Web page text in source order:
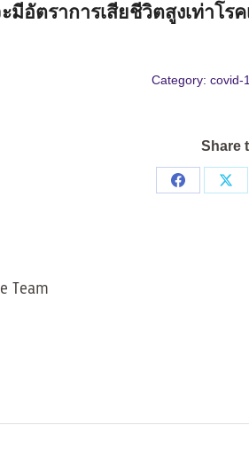
มีอัตราการเสียชีวิตสูงเท่าโร
Category: covid-
Share
Share
Team